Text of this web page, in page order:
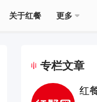
关于红餐 更多
专栏文章
红